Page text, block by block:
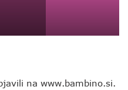
na www.bambino.si.